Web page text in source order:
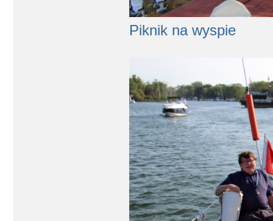
Piknik na wyspie